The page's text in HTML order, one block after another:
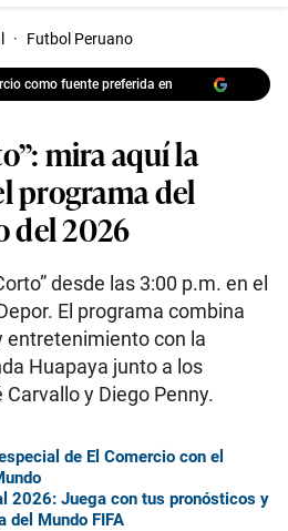
· Futbol Peruano
como fuente preferida en
mira aquí la
programa del
del 2026
desde las 3:00 p.m. en el
El programa combina
entretenimiento con la
Huapaya junto a los
y Diego Penny.
de El Comercio con el
2026: Juega con tus pronósticos y
del Mundo FIFA